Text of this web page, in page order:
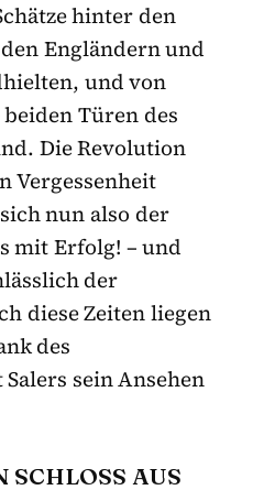
hinter den
Engländern und
und von
Türen des
Die Revolution
Vergessenheit
nun also der
mit Erfolg! – und
der
diese Zeiten liegen
des
sein Ansehen
SCHLOSS AUS